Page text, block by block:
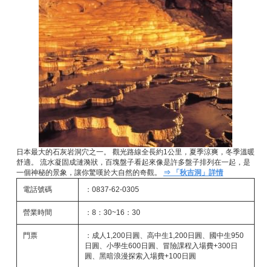
日本最大的石灰岩洞穴之一。 觀光路線全長約1公里，夏季涼爽，冬季溫暖
舒適。 流水凝固成漣漪狀，百塊盤子看起來像是許多盤子排列在一起，是
一個神秘的景象，讓你驚嘆於大自然的奇觀。 ⇒ 「秋吉洞」詳情
電話號碼
：0837-62-0305
營業時間 ：8：30~16：30
門票
：成人1,200日圓、高中生1,200日圓、國中生950
日圓、小學生600日圓、冒險課程入場費+300日
圓、黑暗浪漫探索入場費+100日圓